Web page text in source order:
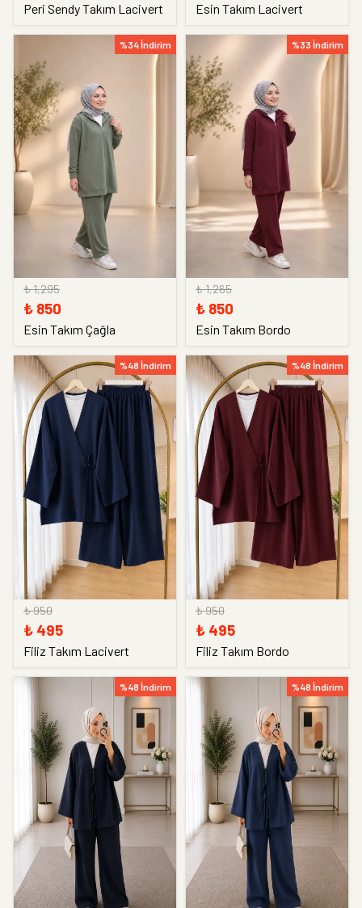
Peri Sendy Takım Lacivert Esin Takım Lacivert
%34 İndirim
₺ 1,295
₺ 850
Esin Takım Çağla
%33 İndirim
₺ 1,265
₺ 850
Esin Takım Bordo
%48 İndirim
₺ 950
₺ 495
Filiz Takım Lacivert
%48 İndirim
₺ 950
₺ 495
Filiz Takım Bordo
%48 İndirim %48 İndirim